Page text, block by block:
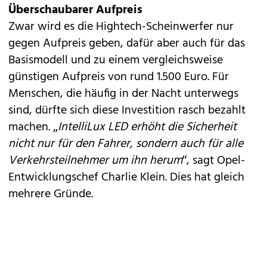
Überschaubarer Aufpreis
Zwar wird es die Hightech-Scheinwerfer nur
gegen Aufpreis geben, dafür aber auch für das
Basismodell und zu einem vergleichsweise
günstigen Aufpreis von rund 1.500 Euro. Für
Menschen, die häufig in der Nacht unterwegs
sind, dürfte sich diese Investition rasch bezahlt
machen. „IntelliLux LED erhöht die Sicherheit
nicht nur für den Fahrer, sondern auch für alle
Verkehrsteilnehmer um ihn herum“, sagt Opel-
Entwicklungschef Charlie Klein. Dies hat gleich
mehrere Gründe.